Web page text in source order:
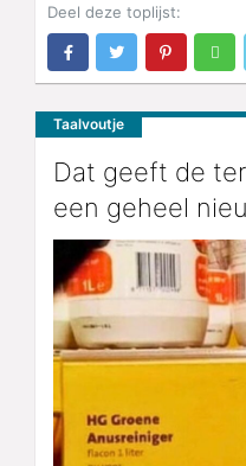
Deel deze toplijst:
Taalvoutje
Dat geeft de
een geheel